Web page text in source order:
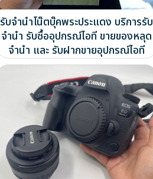
รับจำนำโน๊ตบุ๊คพระประแดง บริการรับ
จำนำ รับซื้ออุปกรณ์ไอที ขายของหลุด
จำนำ และ รับฝากขายอุปกรณ์ไอที